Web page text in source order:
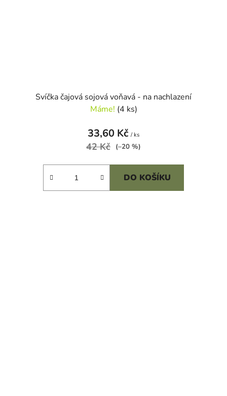
Svíčka čajová sojová voňavá - na nachlazení
Máme! (4 ks)
33,60 Kč / ks
42 Kč (–20 %)
DO KOŠÍKU